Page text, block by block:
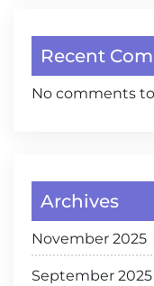
Recent
No comments
Archives
November 2025
September 2025